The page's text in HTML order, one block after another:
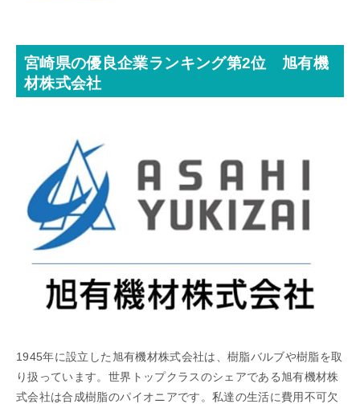
宮崎県の優良企業ランキング第2位 旭有機
材株式会社
1945年に設立した旭有機材株式会社は、樹脂バルブや樹脂を取
り扱っています。世界トップクラスのシェアである旭有機材株
式会社は合成樹脂のパイオニアです。私達の生活に費用不可欠